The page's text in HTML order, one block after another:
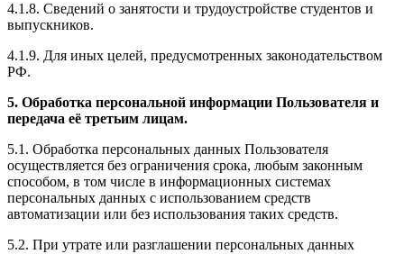
4.1.8. Сведений о занятости и трудоустройстве студентов и
выпускников.
4.1.9. Для иных целей, предусмотренных законодательством
РФ.
5. Обработка персональной информации Пользователя и
передача её третьим лицам.
5.1. Обработка персональных данных Пользователя
осуществляется без ограничения срока, любым законным
способом, в том числе в информационных системах
персональных данных с использованием средств
автоматизации или без использования таких средств.
5.2. При утрате или разглашении персональных данных